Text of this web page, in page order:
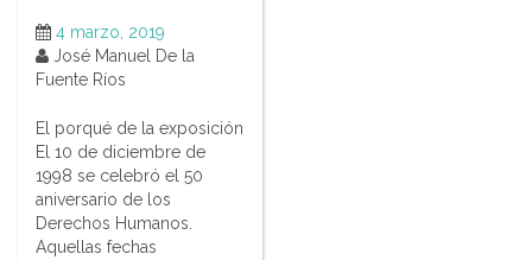
4 marzo, 2019
José Manuel De la
Fuente Ríos
El porqué de la exposición
El 10 de diciembre de
1998 se celebró el 50
aniversario de los
Derechos Humanos.
Aquellas fechas